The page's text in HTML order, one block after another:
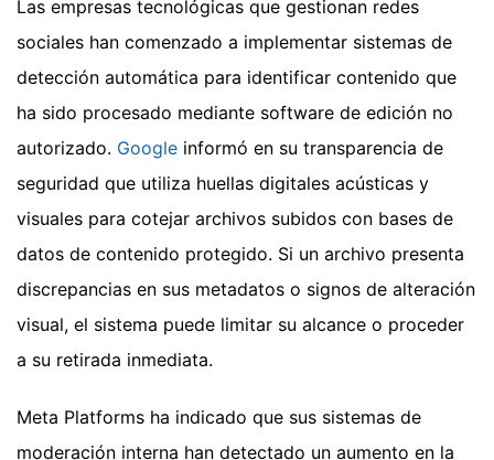
Las empresas tecnológicas que gestionan redes
sociales han comenzado a implementar sistemas de
detección automática para identificar contenido que
ha sido procesado mediante software de edición no
autorizado. Google informó en su transparencia de
seguridad que utiliza huellas digitales acústicas y
visuales para cotejar archivos subidos con bases de
datos de contenido protegido. Si un archivo presenta
discrepancias en sus metadatos o signos de alteración
visual, el sistema puede limitar su alcance o proceder
a su retirada inmediata.
Meta Platforms ha indicado que sus sistemas de
moderación interna han detectado un aumento en la